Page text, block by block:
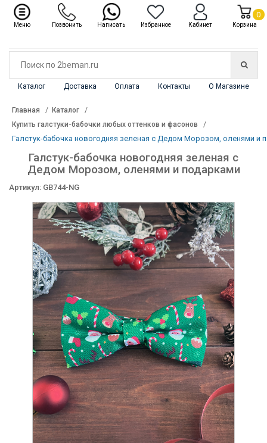
Каталог Доставка Оплата Контакты О Магазине
Каталог ✖
Главная
Каталог
Купить галстуки-бабочки любых оттенков и фасонов
Галстук-бабочка новогодняя зеленая с Дедом Морозом, оленями и
Галстук-бабочка новогодняя зеленая с
Дедом Морозом, оленями и подарками
Артикул: GB744-NG
Меню Позвонить Написать Избранное Кабинет Корзина
0